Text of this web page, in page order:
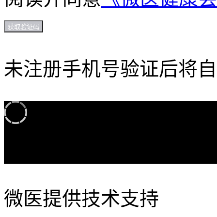
获取验证码
未注册手机号验证后将
微医提供技术支持